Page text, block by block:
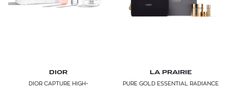
DIOR
DIOR CAPTURE HIGH-
LA PRAIRIE
PURE GOLD ESSENTIAL RADIANCE